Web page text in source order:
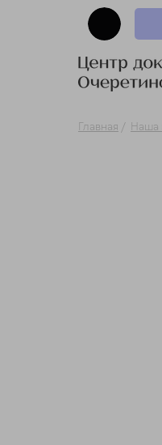
Главная / Наша